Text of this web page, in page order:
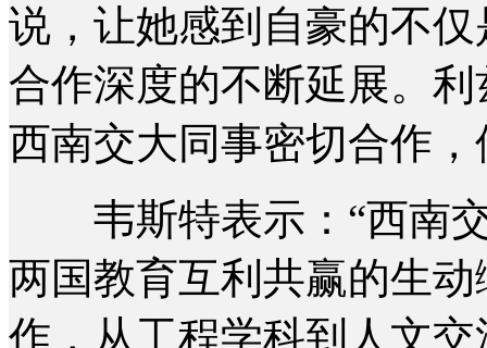
说，让她感到自豪的不
合作深度的不断延展。
西南交大同事密切合作
韦斯特表示：“西南交
两国教育互利共赢的生
作，从工程学科到人文